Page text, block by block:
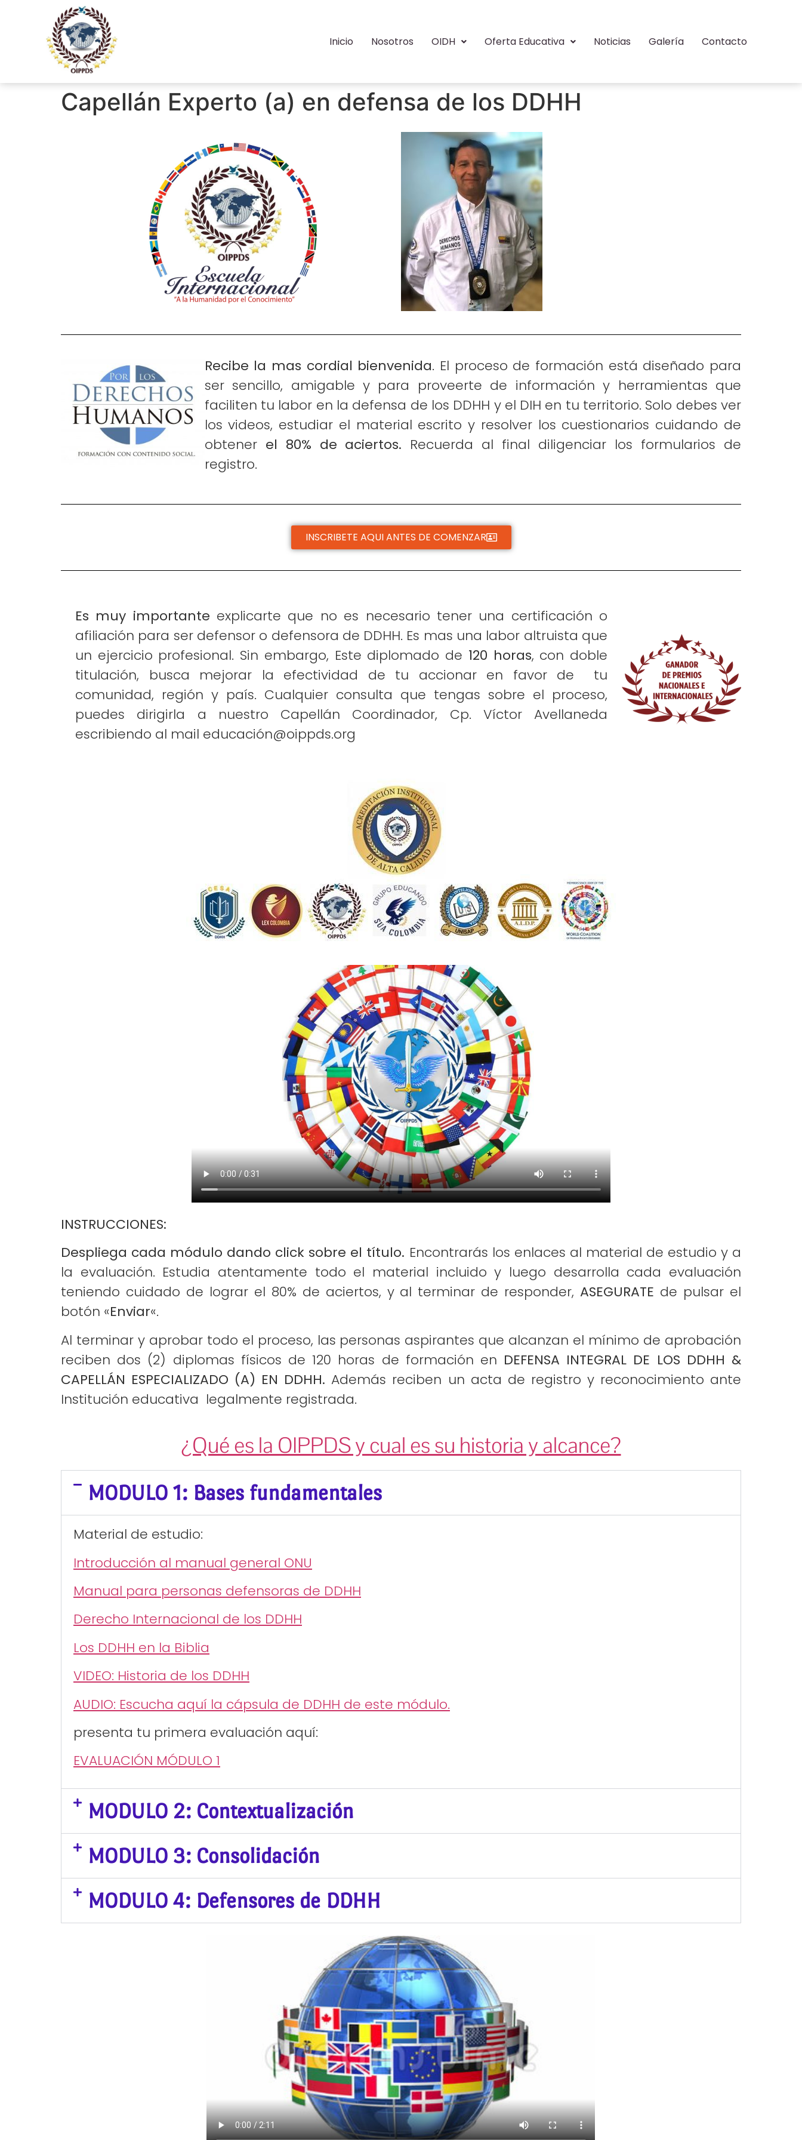
Inicio Nosotros OIDH Oferta Educativa Noticias Galería Contacto
Capellán Experto (a) en defensa de los DDHH
Recibe la mas cordial bienvenida. El proceso de formación está diseñado para
ser sencillo, amigable y para proveerte de información y herramientas que
faciliten tu labor en la defensa de los DDHH y el DIH en tu territorio. Solo debes ver
los videos, estudiar el material escrito y resolver los cuestionarios cuidando de
obtener el 80% de aciertos. Recuerda al final diligenciar los formularios de
registro.
INSCRIBETE AQUI ANTES DE COMENZAR
Es muy importante explicarte que no es necesario tener una certificación o
afiliación para ser defensor o defensora de DDHH. Es mas una labor altruista que
un ejercicio profesional. Sin embargo, Este diplomado de 120 horas, con doble
titulación, busca mejorar la efectividad de tu accionar en favor de tu
comunidad, región y país. Cualquier consulta que tengas sobre el proceso,
puedes dirigirla a nuestro Capellán Coordinador, Cp. Víctor Avellaneda
escribiendo al mail educación@oippds.org
INSTRUCCIONES:
Despliega cada módulo dando click sobre el título. Encontrarás los enlaces al material de estudio y a
la evaluación. Estudia atentamente todo el material incluido y luego desarrolla cada evaluación
teniendo cuidado de lograr el 80% de aciertos, y al terminar de responder, ASEGURATE de pulsar el
botón «Enviar«.
Al terminar y aprobar todo el proceso, las personas aspirantes que alcanzan el mínimo de aprobación
reciben dos (2) diplomas físicos de 120 horas de formación en DEFENSA INTEGRAL DE LOS DDHH &
CAPELLÁN ESPECIALIZADO (A) EN DDHH. Además reciben un acta de registro y reconocimiento ante
Institución educativa legalmente registrada.
¿Qué es la OIPPDS y cual es su historia y alcance?
MODULO 1: Bases fundamentales
Material de estudio:
Introducción al manual general ONU
Manual para personas defensoras de DDHH
Derecho Internacional de los DDHH
Los DDHH en la Biblia
VIDEO: Historia de los DDHH
AUDIO: Escucha aquí la cápsula de DDHH de este módulo.
presenta tu primera evaluación aquí:
EVALUACIÓN MÓDULO 1
MODULO 2: Contextualización
MODULO 3: Consolidación
MODULO 4: Defensores de DDHH